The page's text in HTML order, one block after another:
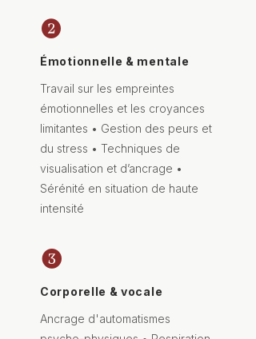
❷
Émotionnelle & mentale
Travail sur les empreintes
émotionnelles et les croyances
limitantes • Gestion des peurs et
du stress • Techniques de
visualisation et d’ancrage •
Sérénité en situation de haute
intensité
❸
Corporelle & vocale
Ancrage d'automatismes